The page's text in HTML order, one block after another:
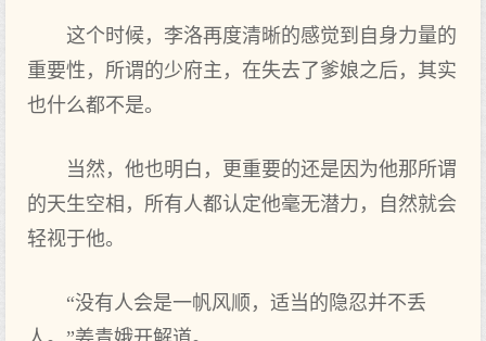
这个时候，李洛再度清晰的感觉到自身力量的
重要性，所谓的少府主，在失去了爹娘之后，其实
也什么都不是。
当然，他也明白，更重要的还是因为他那所谓
的天生空相，所有人都认定他毫无潜力，自然就会
轻视于他。
“没有人会是一帆风顺，适当的隐忍并不丢